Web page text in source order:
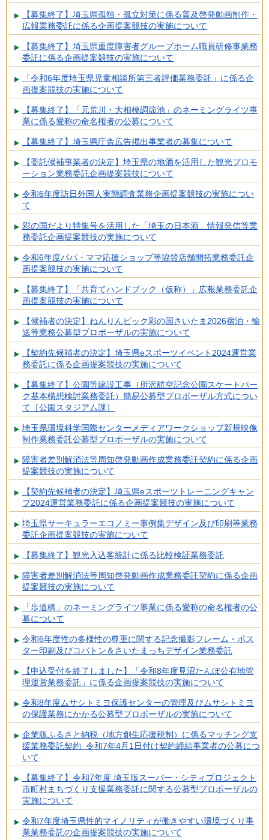
【募集終了】埼玉県孤独・孤立対策に係る普及啓発動画制作・
広報業務委託に係る企画提案競技の実施について
【募集終了】埼玉県重度障害者グループホーム職員研修事業務
委託に係る企画提案競技の実施について
「令和6年度埼玉県児童相談所第三者評価業務委託」に係る企
画提案競技の実施について
【募集終了】「元荒川・大相模調節池」のネーミングライツ事
業に係る愛称の命名権者の公募について
【募集終了】埼玉県庁舎広告掲出事業者の募集について
【委託候補事業者の決定】埼玉県の地酒を活用した観光プロモ
ーション業務委託企画提案競技について
令和6年度訪日外国人実態調査業務企画提案競技の実施につい
て
彩の国だより特集号を活用した「埼玉の日本酒」情報発信等業
務委託企画提案競技の実施について
令和6年度パパ・ママ応援ショップ等協賛店舗開拓業務委託企
画提案競技の実施について
【募集終了】「共育てハンドブック（仮称）」広報業務委託企
画提案競技の実施について
【候補者の決定】ねんりんピック彩の国さいたま2026宿泊・輸
送等業務公募型プロポーザルの実施について
【契約先候補者の決定】埼玉県eスポーツイベント2024運営業
務委託に係る企画提案競技の実施について
【募集終了】公園等建設工事（所沢航空記念公園スケートパー
ク基本構想検討業務委託）簡易公募型プロポーザル方式につい
て［公園スタジアム課］
埼玉県環境科学国際センターメディアワークショップ新規映像
制作業務委託公募型プロポーザルの実施について
障害者差別解消法等周知啓発動画作成業務委託契約に係る企画
提案競技の実施について
【契約先候補者の決定】埼玉県eスポーツトレーニングキャン
プ2024運営業務委託に係る企画提案競技の実施について
埼玉県サーキュラーエコノミー事例集デザイン及び印刷等業務
委託企画提案競技の実施について
【募集終了】観光入込客統計に係る比較検証業務委託
障害者差別解消法等周知啓発動画作成業務委託契約に係る企画
提案競技の実施について
「歩道橋」のネーミングライツ事業に係る愛称の命名権者の公
募について
令和6年度性の多様性の尊重に関する記念撮影フレーム・ポス
ター印刷及びコバトン＆さいたまっちデザイン業務委託
【申込受付を終了しました】「令和8年度見沼たんぼ公有地管
理運営業務委託」に係る企画提案競技の実施について
令和8年度ムサシトミヨ保護センターの管理及びムサシトミヨ
の保護業務にかかる公募型プロポーザルの実施について
企業版ふるさと納税（地方創生応援税制）に係るマッチング支
援業務委託契約 令和7年4月1日付け契約締結事業者の公募につ
いて
【募集終了】令和7年度 埼玉版スーパー・シティプロジェクト
市町村まちづくり支援業務委託に関する公募型プロポーザルの
実施について
令和7年度埼玉県性的マイノリティが働きやすい環境づくり事
業業務委託の企画提案競技の実施について